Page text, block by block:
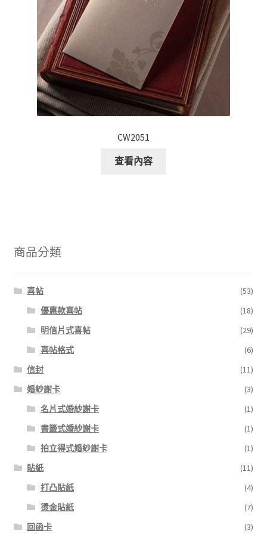
CW2051
查看內容
商品分類
喜帖
(53)
優惠款喜帖
(18)
明信片式喜帖
(29)
喜帖格式
(6)
信封
(11)
婚紗謝卡
(3)
名片式婚紗謝卡
(1)
書籤式婚紗謝卡
(1)
拍立得式婚紗謝卡
(1)
貼紙
(11)
打凸貼紙
(4)
燙金貼紙
(7)
回函卡
(3)